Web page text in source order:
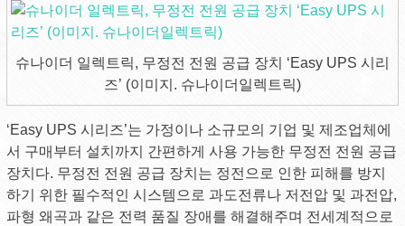
슈나이더 일렉트릭, 무정전 전원 공급 장치 ‘Easy UPS 시리
즈’ (이미지. 슈나이더일렉트릭)
‘Easy UPS 시리즈’는 가정이나 소규모의 기업 및 제조업체에
서 구매부터 설치까지 간편하게 사용 가능한 무정전 전원 공급
장치다. 무정전 전원 공급 장치는 정전으로 인한 피해를 방지
하기 위한 필수적인 시스템으로 과도전류나 저전압 및 과전압,
파형 왜곡과 같은 전력 품질 장애를 해결해주며 전세계적으로